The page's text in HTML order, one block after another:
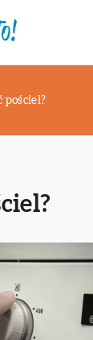
pościel?